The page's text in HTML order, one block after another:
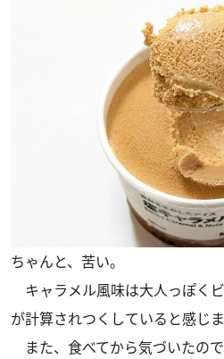
ちゃんと、苦い。
キャラメル風味は大人っぽく
が計算されつくしていると感じま
また、食べてから気づいたの